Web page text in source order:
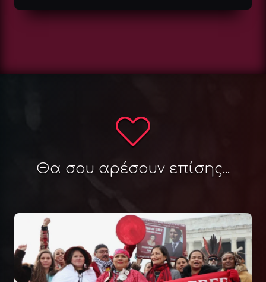
Θα σου αρέσουν επίσης...